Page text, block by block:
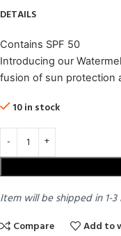
DETAILS
Contains SPF 50
Introducing our
fusion of sun protection
10 in stock
Item will be shipped in 1-3
Compare
Add to